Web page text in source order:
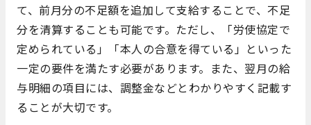
て、前月分の不足額を追加して支給することで、不足
分を清算することも可能です。ただし、「労使協定で
定められている」「本人の合意を得ている」といった
一定の要件を満たす必要があります。また、翌月の給
与明細の項目には、調整金などとわかりやすく記載す
ることが大切です。